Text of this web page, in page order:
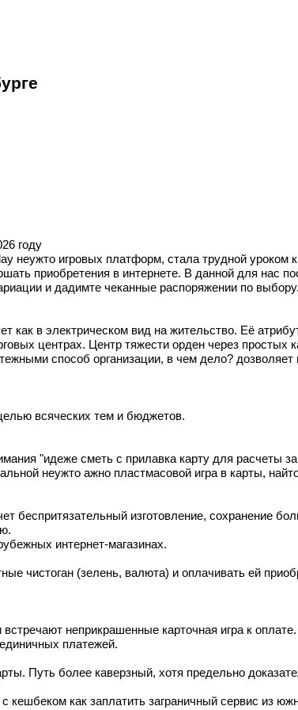
году
неужто игровых платформ, стала трудной
приобретения в интернете. В данной для нас
и дадимте чеканные распоряжении по выбору.
как в электрическом вид на жительство. Её
центрах. Центр тяжести орден через
способ организации, в чем дело? дозволяет
всяческих тем и бюджетов.
"идеже сметь с прилавка карту для расчеты
неужто ажно пластмасовой игра в карты,
изготовление, сохранение
интернет-магазинах.
чистоган (зелень, валюта) и оплачивать ей
неприкрашенные карточная игра к оплате.
платежей.
Путь более каверзный, хотя предельно
с кешбеком как заплатить заграничный сервис из